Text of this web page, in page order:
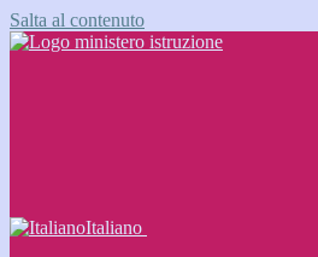
Salta al contenuto
Italiano